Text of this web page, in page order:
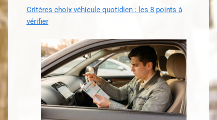
Critères choix véhicule quotidien : les 8 points à
vérifier